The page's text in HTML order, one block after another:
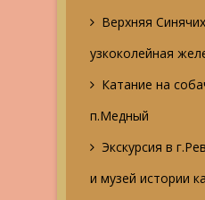
Верхняя
узкоколейная
Катание на
п.Медный
Экскурсия в
и музей истории